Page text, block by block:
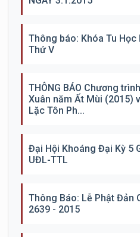
Thông báo: Khóa Tu Học
Thứ V
THÔNG BÁO Chương
Xuân năm Ất Mùi (2015)
Lặc Tôn Ph...
Đại Hội Khoáng Đại Kỳ 5
UĐL-TTL
Thông Báo: Lễ Phật Đản
2639 - 2015